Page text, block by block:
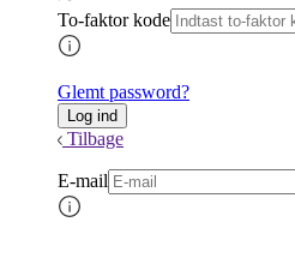
To-faktor kode
Glemt password?
Tilbage
E-mail